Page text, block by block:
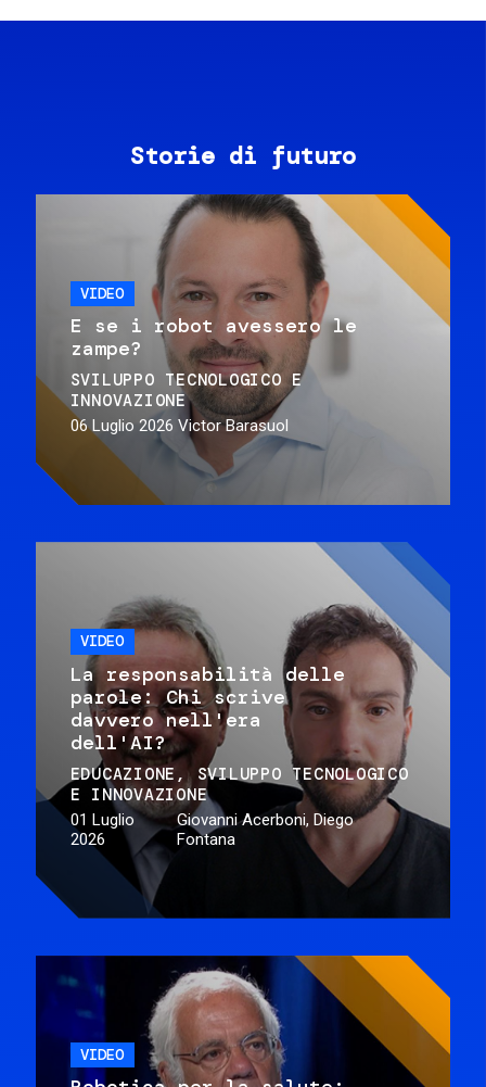
Storie di futuro
VIDEO
E se i robot avessero le
zampe?
SVILUPPO TECNOLOGICO E
INNOVAZIONE
06 Luglio 2026 Victor Barasuol
VIDEO
La responsabilità delle
parole: Chi scrive
davvero nell'era
dell'AI?
EDUCAZIONE
SVILUPPO TECNOLOGICO
E INNOVAZIONE
01 Luglio
2026
Giovanni Acerboni, Diego
Fontana
VIDEO